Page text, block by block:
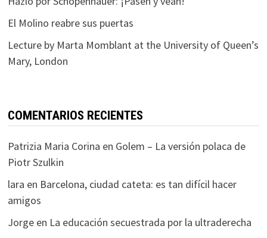
El Molino reabre sus puertas
Lecture by Marta Momblant at the University of Queen’s
Mary, London
COMENTARIOS RECIENTES
Patrizia Maria Corina en Golem – La versión polaca de
Piotr Szulkin
lara en Barcelona, ciudad cateta: es tan difícil hacer
amigos
Jorgeen La educación secuestrada por la ultraderecha